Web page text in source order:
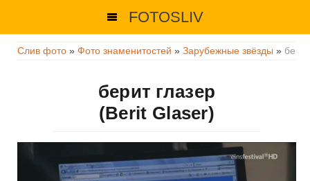
FOTOSLIV
Слив фото » Фото знаменитостей » Зарубежные звёзды »
берит глазер
(Berit Glaser)